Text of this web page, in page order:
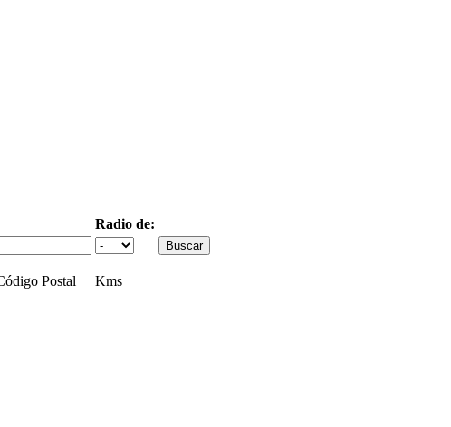
Radio de:
Postal Kms